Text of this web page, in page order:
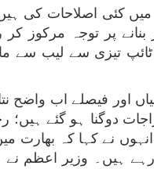
کئی اصلاحات کی
پر توجہ مرکوز کر
ٹائپ تیزی سے لیب سے
اور فیصلے اب واضح
دوگنا ہو گئے ہیں؛
ہیں۔ وزیر اعظم نے